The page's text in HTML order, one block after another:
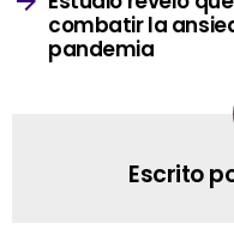
combatir la
pandemia
Escrito